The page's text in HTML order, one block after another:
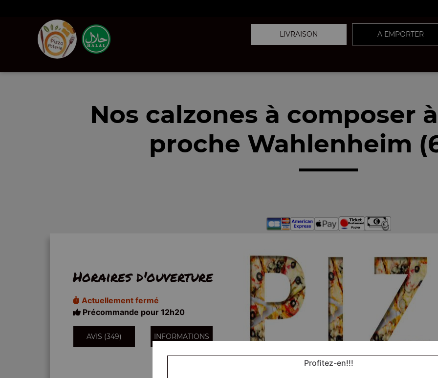
LIVRAISON A EMPORTER
Nos calzones à composer
proche Wahlenheim
Horaires d'ouverture
Actuellement fermé
Précommande pour 12h20
AVIS (349) INFORMATIONS
Profitez-en!!!